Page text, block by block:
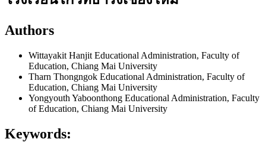
Authors
Wittayakit Hanjit Educational Administration, Faculty of
Education, Chiang Mai University
Tharn Thongngok Educational Administration, Faculty of
Education, Chiang Mai University
Yongyouth Yaboonthong Educational Administration, Faculty
of Education, Chiang Mai University
Keywords: